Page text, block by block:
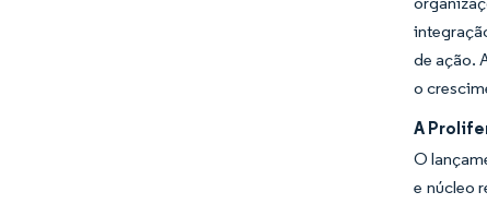
de ação.
o
A
O
e núcleo